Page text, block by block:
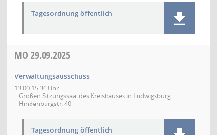
Tagesordnung öffentlich
MO 29.09.2025
Verwaltungsausschuss
13:00-15:30 Uhr
Großen Sitzungssaal des Kreishauses in Ludwigsburg,
Hindenburgstr. 40
Tagesordnung öffentlich